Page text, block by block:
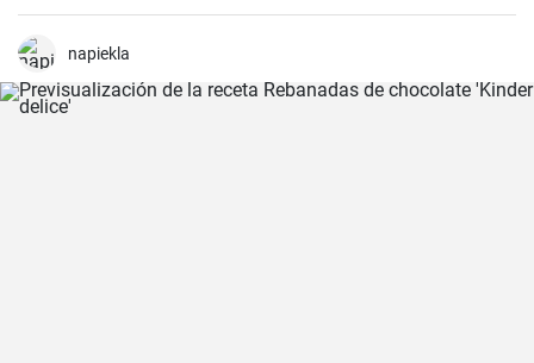
napiekla